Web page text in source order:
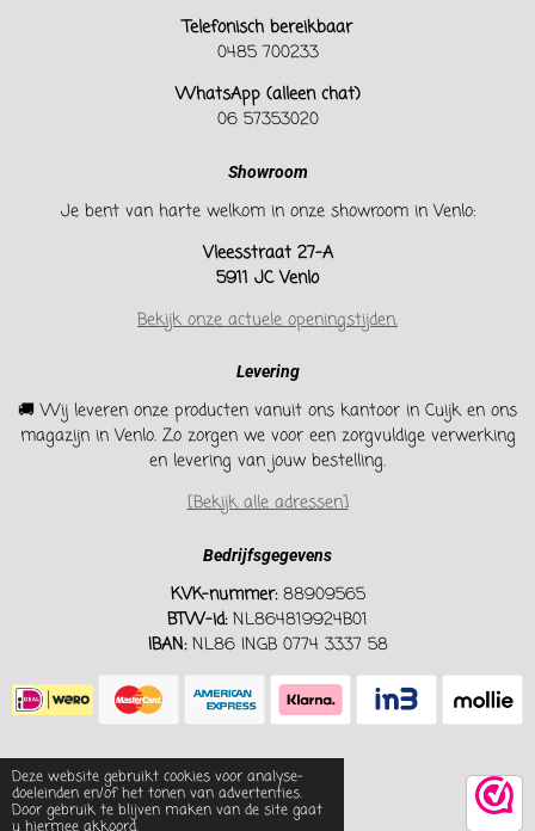
Deze website gebruikt cookies voor analyse-
doeleinden en/of het tonen van advertenties.
Door gebruik te blijven maken van de site gaat
Telefonisch bereikbaar
0485 700233
WhatsApp (alleen chat)
06 57353020
Showroom
Je bent van harte welkom in onze showroom in Venlo:
Vleesstraat 27-A
5911 JC Venlo
Bekijk onze actuele openingstijden.
Levering
🚚 Wij leveren onze producten vanuit ons kantoor in Cuijk en ons
magazijn in Venlo. Zo zorgen we voor een zorgvuldige verwerking
en levering van jouw bestelling.
[Bekijk alle adressen]
Bedrijfsgegevens
KVK-nummer:88909565
BTW-id:NL864819924B01
IBAN:NL86 INGB 0774 3337 58